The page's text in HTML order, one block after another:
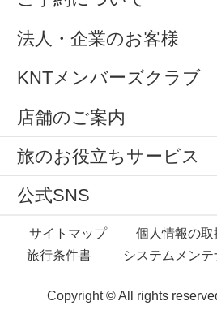
法人・企業のお客様
KNTメンバーズクラブ
店舗のご案内
旅のお役立ちサービス
公式SNS
サイトマップ 個人情報の取
旅行条件書
システムメンテ
Copyright © All rights